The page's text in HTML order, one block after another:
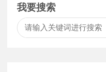
我要搜索